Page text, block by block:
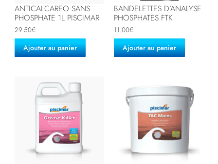
ANTICALCAREO SANS
PHOSPHATE 1L PISCIMAR
29.50€
Ajouter au panier
BANDELETTES D’ANALYSE
PHOSPHATES FTK
11.00€
Ajouter au panier